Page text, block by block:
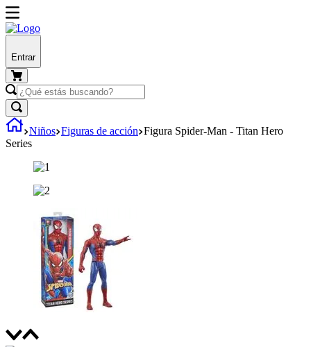
Entrar
Niños Figuras de acción Figura Spider-Man - Titan Hero
Series